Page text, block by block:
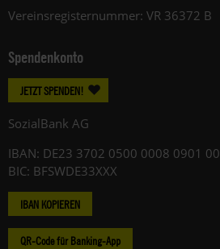
Vereinsregisternummer: VR 36372 B
Spendenkonto
JETZT SPENDEN!
SozialBank AG
IBAN: DE23 3702 0500 0008 0901 00
BIC: BFSWDE33XXX
IBAN KOPIEREN
QR-Code für Banking-App